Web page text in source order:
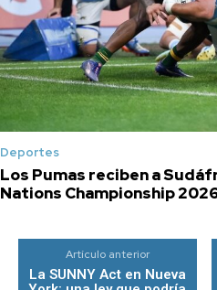
Deportes
Los Pumas reciben a
Nations Championship
Artículo anterior
La SUNNY Act en Nueva